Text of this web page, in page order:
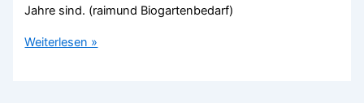
Jahre sind. (raimund Biogartenbedarf)
Alte
Weiterlesen »